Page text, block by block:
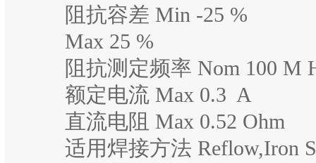
阻抗容差 Min -25 %
Max 25 %
阻抗测定频率 Nom 100 M
额定电流 Max 0.3 A
直流电阻 Max 0.52 Ohm
适用焊接方法 Reflow,Iron